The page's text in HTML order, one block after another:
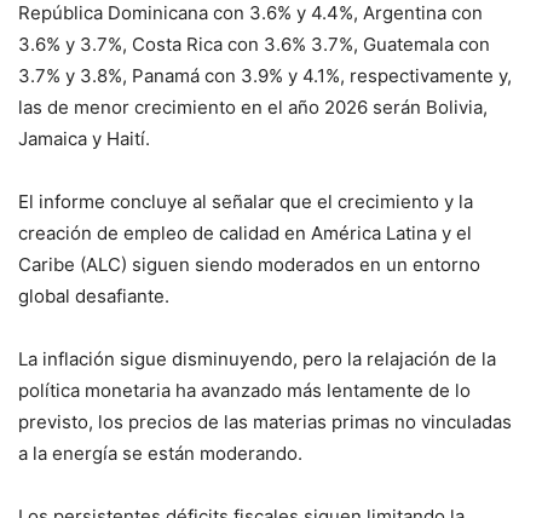
República Dominicana con 3.6% y 4.4%, Argentina con
3.6% y 3.7%, Costa Rica con 3.6% 3.7%, Guatemala con
3.7% y 3.8%, Panamá con 3.9% y 4.1%, respectivamente y,
las de menor crecimiento en el año 2026 serán Bolivia,
Jamaica y Haití.
El informe concluye al señalar que el crecimiento y la
creación de empleo de calidad en América Latina y el
Caribe (ALC) siguen siendo moderados en un entorno
global desafiante.
La inflación sigue disminuyendo, pero la relajación de la
política monetaria ha avanzado más lentamente de lo
previsto, los precios de las materias primas no vinculadas
a la energía se están moderando.